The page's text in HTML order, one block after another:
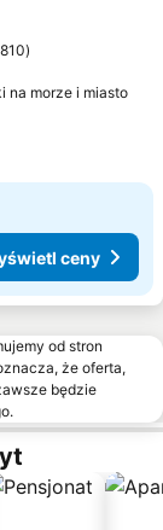
810
na morze i miasto
ceny
od stron
że oferta,
będzie